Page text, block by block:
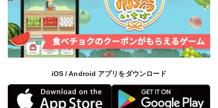
iOS / Android アプリをダウンロード